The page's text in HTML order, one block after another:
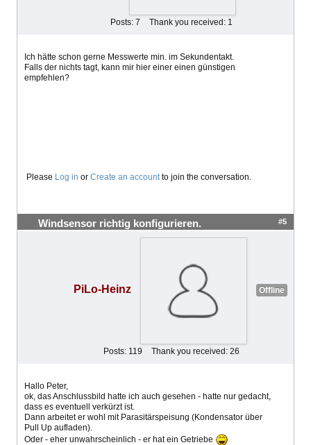
Posts: 7 Thank you received: 1
Ich hätte schon gerne Messwerte min. im Sekundentakt.
Falls der nichts tagt, kann mir hier einer einen günstigen
empfehlen?
Please Log in or Create an account to join the conversation.
Windsensor richtig konfigurieren. #5
PiLo-Heinz Offline
Posts: 119 Thank you received: 26
Hallo Peter,
ok, das Anschlussbild hatte ich auch gesehen - hatte nur gedacht,
dass es eventuell verkürzt ist.
Dann arbeitet er wohl mit Parasitärspeisung (Kondensator über
Pull Up aufladen).
Oder - eher unwahrscheinlich - er hat ein Getriebe